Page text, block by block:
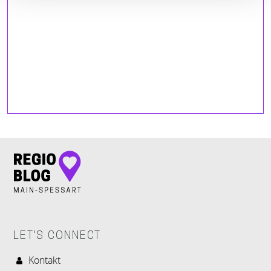
LET'S CONNECT
Kontakt